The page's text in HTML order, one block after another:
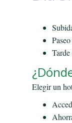
Tarde
Elegir un